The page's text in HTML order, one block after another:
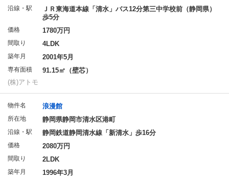
沿線・駅
ＪＲ東海道本線「清水」バス12分第三中学校前（静岡県）
歩5分
価格 1780万円
間取り 4LDK
築年月 2001年5月
専有面積
91.15㎡（壁芯）
(株)アトモ
物件名 浪漫館
所在地 静岡県静岡市清水区港町
沿線・駅 静岡鉄道静岡清水線「新清水」歩16分
価格 2080万円
間取り 2LDK
築年月 1996年3月